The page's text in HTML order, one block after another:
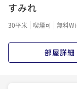
すみれ
30平米 喫煙可 無料
部屋詳細